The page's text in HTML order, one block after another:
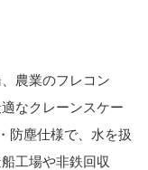
農業のフレコン
なクレーンスケー
防塵仕様で、水を扱
工場や非鉄回収